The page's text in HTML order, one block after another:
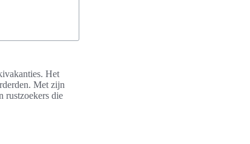
Het
Met zijn
rustzoekers die